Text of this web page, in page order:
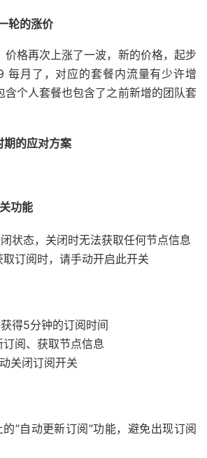
轮的涨价
价格再次上涨了一波，新的价格，起步
每月了，对应的套餐内流量有少许增
含个人套餐也包含了之前新增的团队套
的应对方案
功能
状态，关闭时无法获取任何节点信息
订阅时，请手动开启此开关
得5分钟的订阅时间
阅、获取节点信息
关闭订阅开关
”自动更新订阅”功能，避免出现订阅